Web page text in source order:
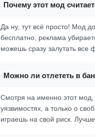
Почему этот мод
Да ну, тут всё просто! Мод
бесплатно, реклама
можешь сразу залутать все
Можно ли отлететь в
Смотря на именно этот мод,
уязвимостях, а только о
играешь на свой риск.